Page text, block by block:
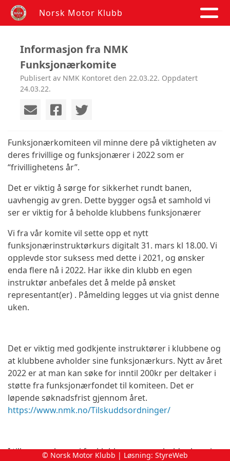
Norsk Motor Klubb
Informasjon fra NMK
Funksjonærkomite
Publisert av NMK Kontoret den 22.03.22. Oppdatert
24.03.22.
Funksjonærkomiteen vil minne dere på viktigheten av
deres frivillige og funksjonærer i 2022 som er
“frivillighetens år”.
Det er viktig å sørge for sikkerhet rundt banen,
uavhengig av gren. Dette bygger også et samhold vi
ser er viktig for å beholde klubbens funksjonærer
Vi fra vår komite vil sette opp et nytt
funksjonærinstruktørkurs digitalt 31. mars kl 18.00. Vi
opplevde stor suksess med dette i 2021, og ønsker
enda flere nå i 2022. Har ikke din klubb en egen
instruktør anbefales det å melde på ønsket
representant(er) . Påmelding legges ut via gnist denne
uken.
Det er viktig med godkjente instruktører i klubbene og
at klubbene avholder sine funksjonærkurs. Nytt av året
2022 er at man kan søke for inntil 200kr per deltaker i
støtte fra funksjonærfondet til komiteen. Det er
løpende søknadsfrist gjennom året.
https://www.nmk.no/Tilskuddsordninger/
I tillegg opplever vi fra klubbene som avholder kurs i
© Norsk Motor Klubb | Løsning: StyreWeb